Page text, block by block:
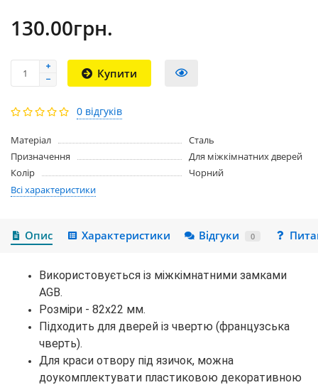
130.00грн.
Купити
0 відгуків
Матеріал
Сталь
Призначення
Для міжкімнатних дверей
Колір
Чорний
Всі характеристики
Опис Характеристики Відгуки 0
Використовується із міжкімнатними замками
AGB.
Розміри - 82х22 мм.
Підходить для дверей із чвертю (французська
чверть).
Для краси отвору під язичок, можна
доукомплектувати пластиковою декоративною